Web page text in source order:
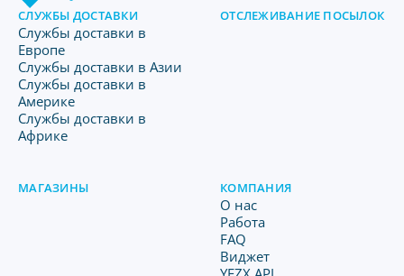
СЛУЖБЫ ДОСТАВКИ
Службы доставки в
Европе
Службы доставки в Азии
Службы доставки в
Америке
Службы доставки в
Африке
ОТСЛЕЖИВАНИЕ ПОСЫЛОК
МАГАЗИНЫ КОМПАНИЯ
O нас
Работа
FAQ
Виджет